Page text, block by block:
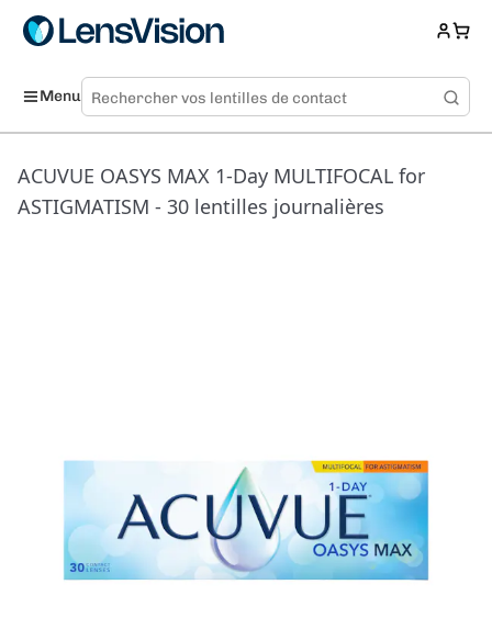
Menu
ACUVUE OASYS MAX 1-Day MULTIFOCAL for
ASTIGMATISM - 30 lentilles journalières